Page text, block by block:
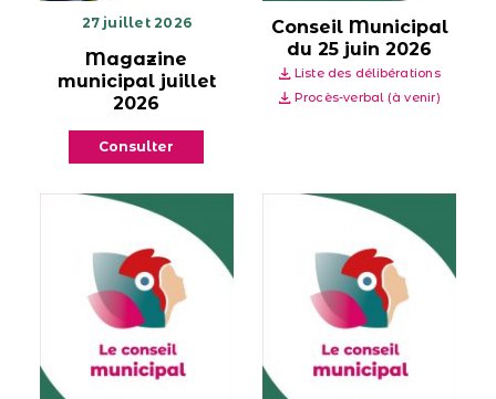
27 juillet 2026
Magazine
municipal juillet
2026
Consulter
Conseil Municipal
du 25 juin 2026
Liste des délibérations
Procès-verbal (à venir)